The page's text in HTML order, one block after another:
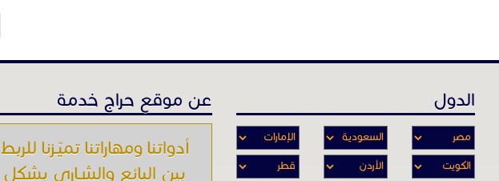
الدول عن موقع حراج خدمة
أدواتنا ومهاراتنا تميّـزنا للربط
بين البائع والشـاري بشكل